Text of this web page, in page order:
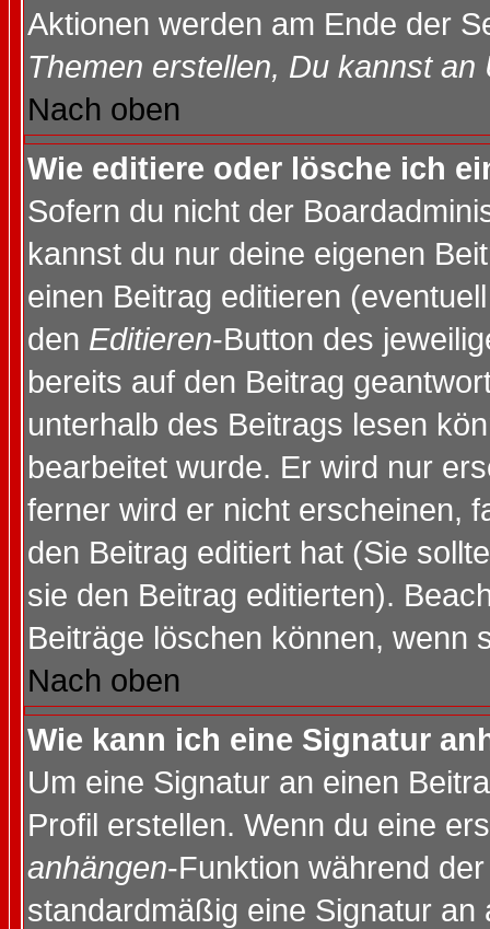
Aktionen werden am Ende der
Themen erstellen, Du kannst
Nach oben
Wie editiere oder lösche ich
Sofern du nicht der
kannst du nur deine eigenen
einen Beitrag editieren
den Editieren-Button des
bereits auf den Beitrag
unterhalb des Beitrags lesen
bearbeitet wurde. Er wird nur
ferner wird er nicht erscheinen,
den Beitrag editiert hat (Sie
sie den Beitrag editierten).
Beiträge löschen können, wenn
Nach oben
Wie kann ich eine Signatur
Um eine Signatur an einen
Profil erstellen. Wenn du eine
anhängen-Funktion während
standardmäßig eine Signatur